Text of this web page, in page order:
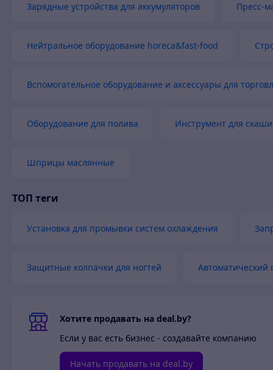
Зарядные устройства для аккумуляторов Пресс-
Нейтральное оборудование horeca&fast-food
Вспомогательное оборудование и аксессуары для
Оборудование для полива Инструмент для
Шприцы маслянные
ТОП теги
Установка для промывки систем охлаждения
Защитные колпачки для ногтей Автоматический
Хотите продавать на deal.by?
Если у вас есть бизнес - создавайте компанию
Начать продавать на deal.by